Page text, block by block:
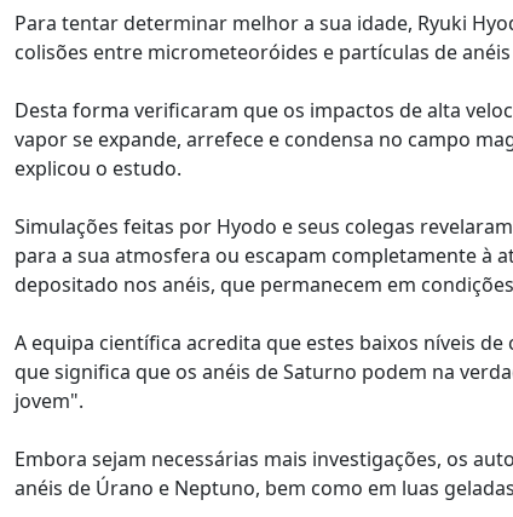
Para tentar determinar melhor a sua idade, Ryuki
colisões entre micrometeoróides e partículas de
Desta forma verificaram que os impactos de alta
vapor se expande, arrefece e condensa no campo
explicou o estudo.
Simulações feitas por Hyodo e seus colegas
para a sua atmosfera ou escapam completamente à
depositado nos anéis, que permanecem em
A equipa científica acredita que estes baixos níveis
que significa que os anéis de Saturno podem na
jovem".
Embora sejam necessárias mais investigações, os
anéis de Úrano e Neptuno, bem como em luas